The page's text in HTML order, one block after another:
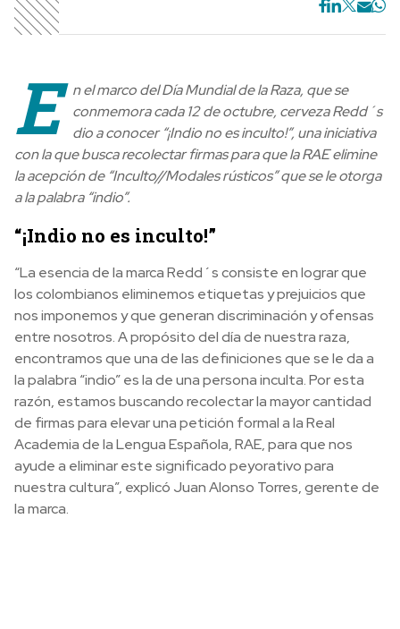
E
n el marco del Día Mundial de la Raza, que se
conmemora cada 12 de octubre, cerveza Redd´s
dio a conocer “¡Indio no es inculto!”, una iniciativa
con la que busca recolectar firmas para que la RAE elimine
la acepción de “Inculto//Modales rústicos” que se le otorga
a la palabra “indio”.
“¡Indio no es inculto!”
“La esencia de la marca Redd´s consiste en lograr que
los colombianos eliminemos etiquetas y prejuicios que
nos imponemos y que generan discriminación y ofensas
entre nosotros. A propósito del día de nuestra raza,
encontramos que una de las definiciones que se le da a
la palabra “indio” es la de una persona inculta. Por esta
razón, estamos buscando recolectar la mayor cantidad
de firmas para elevar una petición formal a la Real
Academia de la Lengua Española, RAE, para que nos
ayude a eliminar este significado peyorativo para
nuestra cultura”, explicó Juan Alonso Torres, gerente de
la marca.